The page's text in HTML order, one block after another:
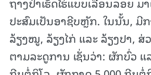
ປະສົມເປັນອາຊີບຫຼັກ. ໃນນັ້ນ,
ລ້ຽງໝູ, ລ້ຽງໄກ່ ແລະ ລ້ຽງປາ,
ຕາມລະດູການ ເຊັ່ນວ່າ: ຜັກບົ່ວ